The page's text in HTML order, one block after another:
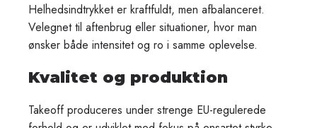
Helhedsindtrykket er kraftfuldt, men afbalanceret.
Velegnet til aftenbrug eller situationer, hvor man
ønsker både intensitet og ro i samme oplevelse.
Kvalitet og produktion
Takeoff produceres under strenge EU-regulerede